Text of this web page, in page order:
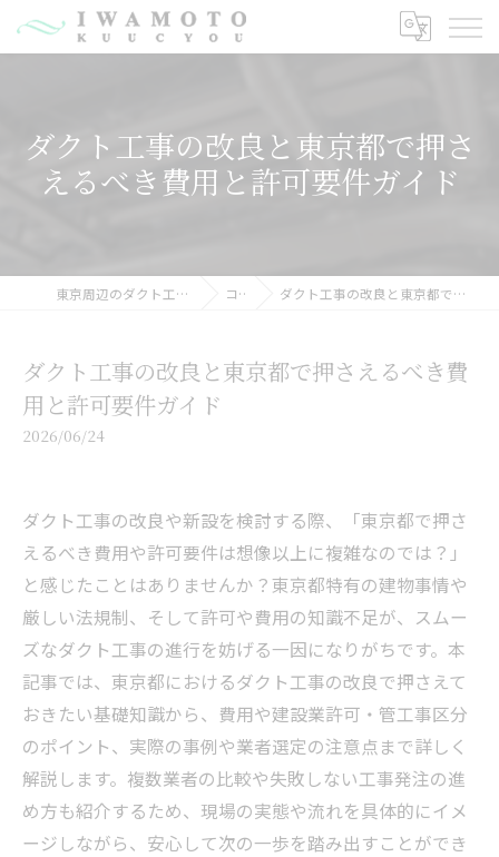
ダクト工事の改良と東京都で押さ
えるべき費用と許可要件ガイド
東京周辺のダクト工事なら有限会社岩元空調 コラム ダクト工事の改良と東京都で押さえるべき費用と許可要件ガイド
ダクト工事の改良と東京都で押さえるべき費
用と許可要件ガイド
2026/06/24
ダクト工事の改良や新設を検討する際、「東京都で押さ
えるべき費用や許可要件は想像以上に複雑なのでは？」
と感じたことはありませんか？東京都特有の建物事情や
厳しい法規制、そして許可や費用の知識不足が、スムー
ズなダクト工事の進行を妨げる一因になりがちです。本
記事では、東京都におけるダクト工事の改良で押さえて
おきたい基礎知識から、費用や建設業許可・管工事区分
のポイント、実際の事例や業者選定の注意点まで詳しく
解説します。複数業者の比較や失敗しない工事発注の進
め方も紹介するため、現場の実態や流れを具体的にイメ
ージしながら、安心して次の一歩を踏み出すことができ